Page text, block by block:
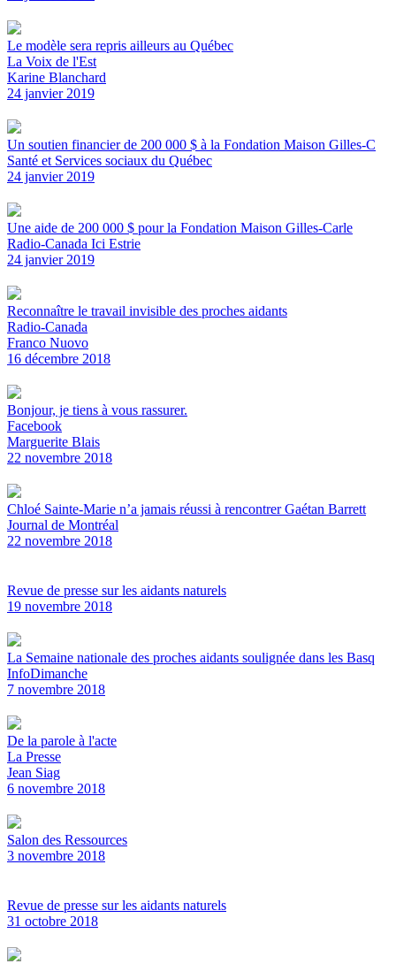
Le modèle sera repris ailleurs au Québec
La Voix de l'Est
Karine Blanchard
24 janvier 2019
Un soutien financier de 200 000 $ à la Fondation Maison Gilles-C
Santé et Services sociaux du Québec
24 janvier 2019
Une aide de 200 000 $ pour la Fondation Maison Gilles-Carle
Radio-Canada Ici Estrie
24 janvier 2019
Reconnaître le travail invisible des proches aidants
Radio-Canada
Franco Nuovo
16 décembre 2018
Bonjour, je tiens à vous rassurer.
Facebook
Marguerite Blais
22 novembre 2018
Chloé Sainte-Marie n’a jamais réussi à rencontrer Gaétan Barrett
Journal de Montréal
22 novembre 2018
Revue de presse sur les aidants naturels
19 novembre 2018
La Semaine nationale des proches aidants soulignée dans les Basq
InfoDimanche
7 novembre 2018
De la parole à l'acte
La Presse
Jean Siag
6 novembre 2018
Salon des Ressources
3 novembre 2018
Revue de presse sur les aidants naturels
31 octobre 2018